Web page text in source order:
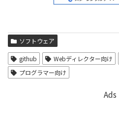
ソフトウェア
github Webディレクター向け
プログラマー向け
Ads